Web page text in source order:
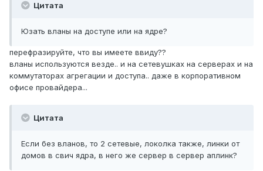
Цитата
Юзать вланы на доступе или на ядре?
перефразируйте, что вы имеете ввиду??
вланы используются везде.. и на сетевушках на серверах и на
коммутаторах агрегации и доступа.. даже в корпоративном
офисе провайдера...
Цитата
Если без вланов, то 2 сетевые, локолка также, линки от
домов в свич ядра, в него же сервер в сервер аплинк?